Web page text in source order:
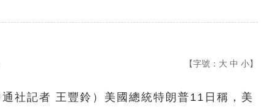
【字號： 大 中 小】
社記者 王豐鈴）美國總統特朗普11日稱，美